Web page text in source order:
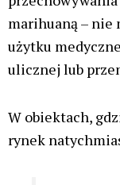
Kruševaca,
rynku wyniosła
euro.
Według
zorganizowanej,